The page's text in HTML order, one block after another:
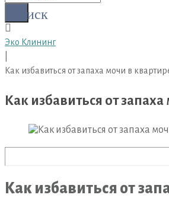
для:Поиск
Эко Клининг
Как избавиться от запаха мочи в
Как избавиться от
Как избавиться от